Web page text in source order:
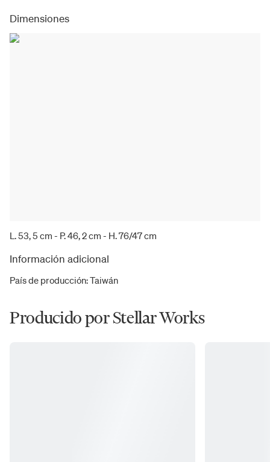
Dimensiones
L. 53, 5 cm - P. 46, 2 cm - H. 76/47 cm
Información adicional
País de producción:Taiwán
Producido por Stellar Works